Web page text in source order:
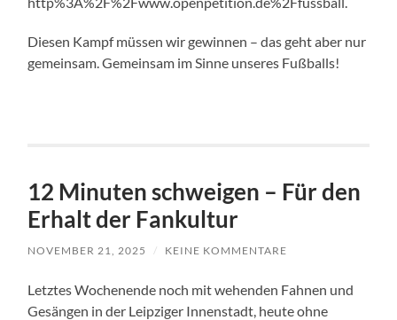
Diesen Kampf müssen wir gewinnen – das geht aber nur
gemeinsam. Gemeinsam im Sinne unseres Fußballs!
12 Minuten schweigen – Für den
Erhalt der Fankultur
NOVEMBER 21, 2025 / KEINE KOMMENTARE
Letztes Wochenende noch mit wehenden Fahnen und
Gesängen in der Leipziger Innenstadt, heute ohne